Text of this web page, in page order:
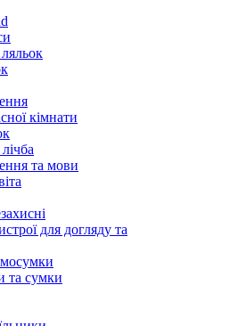
кімнати
та мови
для догляду та
та сумки